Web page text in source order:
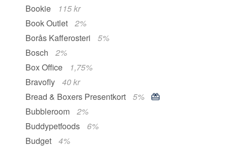
Bookie
115 kr
Book Outlet
2%
Borås Kafferosteri
5%
Bosch
2%
Box Office
1,75%
Bravofly
40 kr
Bread & Boxers Presentkort
5%
Bubbleroom
2%
Buddypetfoods
6%
Budget
4%